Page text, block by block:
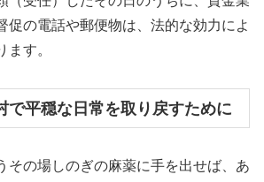
促の電話や郵便物は、法的な効力によ
ます。
で平穏な日常を取り戻すために
その場しのぎの麻薬に手を出せば、あ